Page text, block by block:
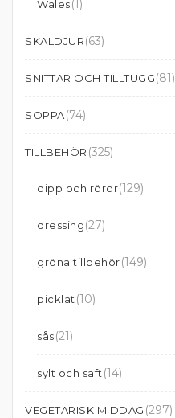
Wales(1)
SKALDJUR(63)
SNITTAR OCH TILLTUGG(81)
SOPPA(74)
TILLBEHÖR (325)
dipp och röror(129)
dressing(27)
gröna tillbehör(149)
picklat (10)
sås(21)
sylt och saft (14)
VEGETARISK MIDDAG (297)